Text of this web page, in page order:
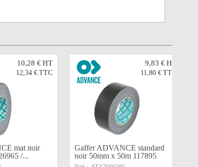
10,28 €HT
12,34 € TTC
mat noir
/...
9,83 €HT
11,80 € TTC
Gaffer ADVANCE standard
noir 50mm x 50m 117895